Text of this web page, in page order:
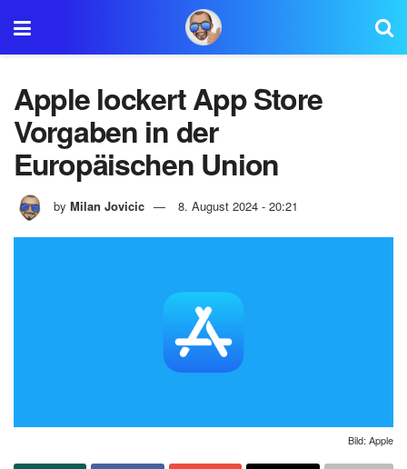
Apple lockert App Store
Vorgaben in der
Europäischen Union
by Milan Jovicic 8. August 2024 - 20:21
Bild: Apple